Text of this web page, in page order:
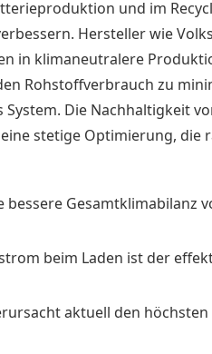
und im
Hersteller wie
in klimaneutralere
Rohstoffverbrauch zu
Die Nachhaltigkeit
stetige Optimierung, die
bessere Gesamtklimabilanz
beim Laden ist der
aktuell den höchsten